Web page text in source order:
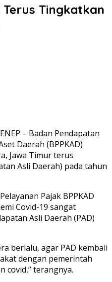
Terus Tingkatkan
– Badan Pendapatan
Daerah (BPPKAD)
Jawa Timur terus
Asli Daerah) pada tahun
Pajak BPPKAD
Covid-19 sangat
Asli Daerah (PAD)
berlalu, agar PAD kembali
dengan pemerintah
covid,” terangnya.